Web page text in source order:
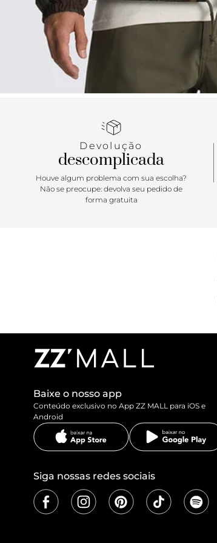
Devolução
descomplicada
Houve algum problema com sua escolha?
Não se preocupe: devolva seu pedido de
forma gratuita
Baixe o nosso app
Conteúdo exclusivo no App ZZ MALL para iOS e
Android
Siga nossas redes sociais